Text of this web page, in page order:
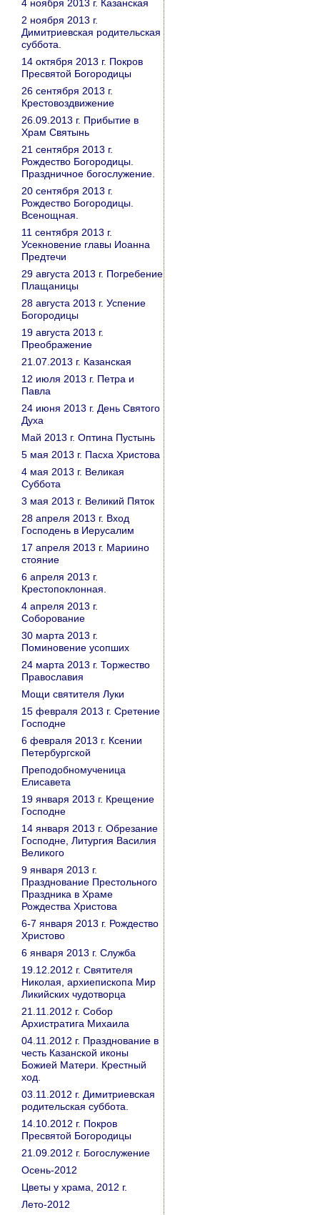
4 ноября 2013 г. Казанская
2 ноября 2013 г.
Димитриевская родительская
суббота.
14 октября 2013 г. Покров
Пресвятой Богородицы
26 сентября 2013 г.
Крестовоздвижение
26.09.2013 г. Прибытие в
Храм Святынь
21 сентября 2013 г.
Рождество Богородицы.
Праздничное богослужение.
20 сентября 2013 г.
Рождество Богородицы.
Всенощная.
11 сентября 2013 г.
Усекновение главы Иоанна
Предтечи
29 августа 2013 г. Погребение
Плащаницы
28 августа 2013 г. Успение
Богородицы
19 августа 2013 г.
Преображение
21.07.2013 г. Казанская
12 июля 2013 г. Петра и
Павла
24 июня 2013 г. День Святого
Духа
Май 2013 г. Оптина Пустынь
5 мая 2013 г. Пасха Христова
4 мая 2013 г. Великая
Суббота
3 мая 2013 г. Великий Пяток
28 апреля 2013 г. Вход
Господень в Иерусалим
17 апреля 2013 г. Мариино
стояние
6 апреля 2013 г.
Крестопоклонная.
4 апреля 2013 г.
Соборование
30 марта 2013 г.
Поминовение усопших
24 марта 2013 г. Торжество
Православия
Мощи святителя Луки
15 февраля 2013 г. Сретение
Господне
6 февраля 2013 г. Ксении
Петербургской
Преподобномученица
Елисавета
19 января 2013 г. Крещение
Господне
14 января 2013 г. Обрезание
Господне, Литургия Василия
Великого
9 января 2013 г.
Празднование Престольного
Праздника в Храме
Рождества Христова
6-7 января 2013 г. Рождество
Христово
6 января 2013 г. Служба
19.12.2012 г. Святителя
Николая, архиепископа Мир
Ликийских чудотворца
21.11.2012 г. Собор
Архистратига Михаила
04.11.2012 г. Празднование в
честь Казанской иконы
Божией Матери. Крестный
ход.
03.11.2012 г. Димитриевская
родительская суббота.
14.10.2012 г. Покров
Пресвятой Богородицы
21.09.2012 г. Богослужение
Осень-2012
Цветы у храма, 2012 г.
Лето-2012